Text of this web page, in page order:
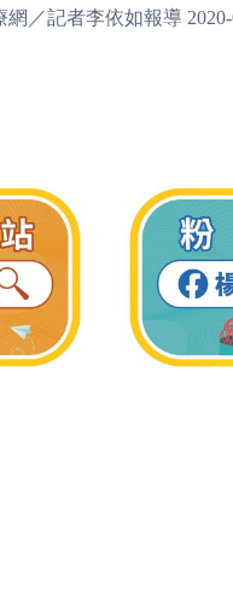
網／記者李依如報導